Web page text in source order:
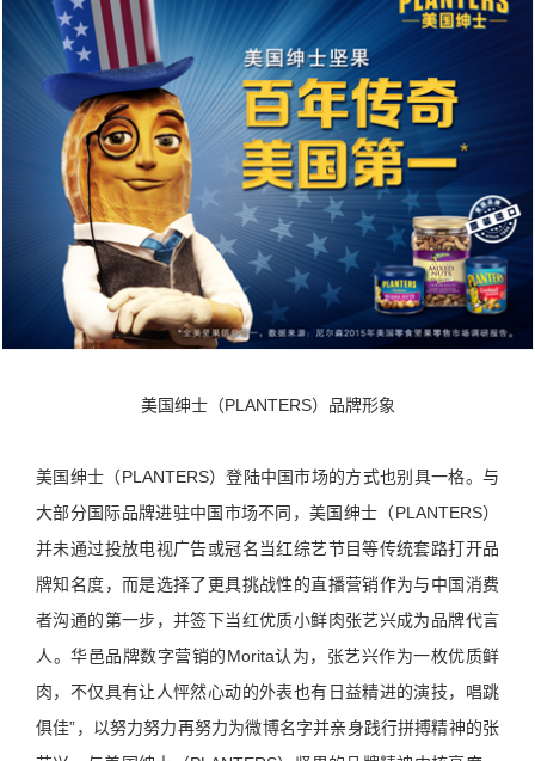
美国绅士（PLANTERS）品牌形象
美国绅士（PLANTERS）登陆中国市场的方式也别具一格。与
大部分国际品牌进驻中国市场不同，美国绅士（PLANTERS）
并未通过投放电视广告或冠名当红综艺节目等传统套路打开品
牌知名度，而是选择了更具挑战性的直播营销作为与中国消费
者沟通的第一步，并签下当红优质小鲜肉张艺兴成为品牌代言
人。华邑品牌数字营销的Morita认为，张艺兴作为一枚优质鲜
肉，不仅具有让人怦然心动的外表也有日益精进的演技，唱跳
俱佳”，以努力努力再努力为微博名字并亲身践行拼搏精神的张